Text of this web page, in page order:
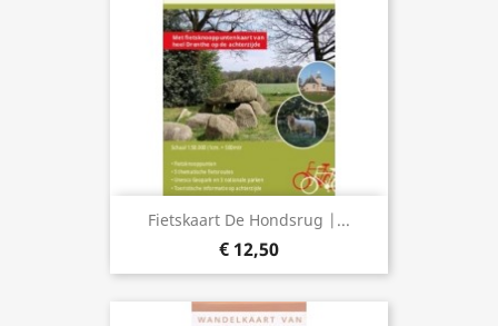
Fietskaart De Hondsrug |...
€ 12,50